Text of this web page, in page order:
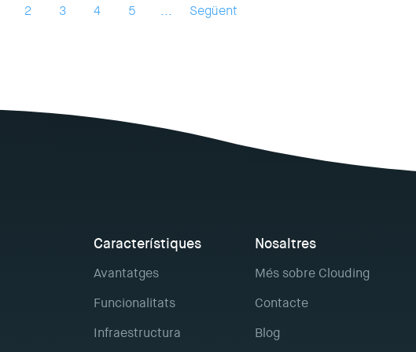
2 3 4 5 ... Següent
Característiques
Avantatges
Funcionalitats
Infraestructura
Nosaltres
Més sobre Clouding
Contacte
Blog